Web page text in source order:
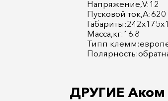
Напряжение,V:12
Пусковой ток,А:620
Масса,кг:16.8
Типп
ДРУГИЕ Аком